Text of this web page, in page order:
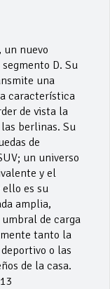
un nuevo
D. Su
una
característica
de vista la
berlinas. Su
de
un universo
y el
es su
amplia,
de carga
tanto la
o las
de la casa.